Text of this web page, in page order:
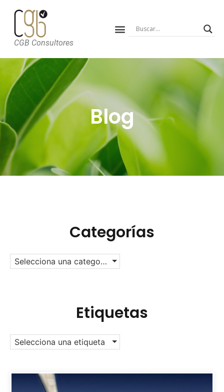
CGB Consultores
Blog
Categorías
Selecciona una categoría
Etiquetas
Selecciona una etiqueta